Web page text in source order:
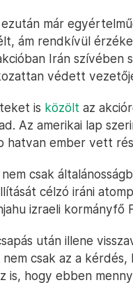
már
ám rendkívül
Irán szívében
védett
is közölt az
Az amerikai lap
hatvan ember vett
csak
célzó iráni
izraeli
után illene
csak az a
is, hogy ebben